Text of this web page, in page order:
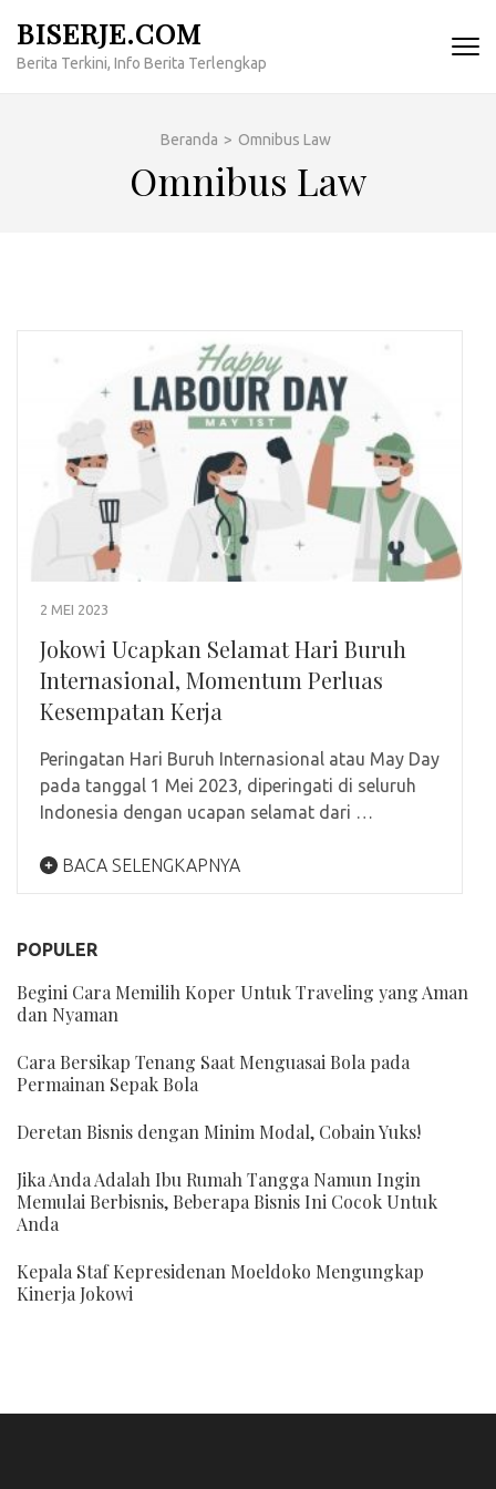
konten
BISERJE.COM
Berita Terkini, Info Berita Terlengkap
Beranda > Omnibus Law
Omnibus Law
2 MEI 2023
Jokowi Ucapkan Selamat Hari Buruh
Internasional, Momentum Perluas
Kesempatan Kerja
Peringatan Hari Buruh Internasional atau May Day
pada tanggal 1 Mei 2023, diperingati di seluruh
Indonesia dengan ucapan selamat dari …
BACA SELENGKAPNYA
POPULER
Begini Cara Memilih Koper Untuk Traveling yang Aman
dan Nyaman
Cara Bersikap Tenang Saat Menguasai Bola pada
Permainan Sepak Bola
Deretan Bisnis dengan Minim Modal, Cobain Yuks!
Jika Anda Adalah Ibu Rumah Tangga Namun Ingin
Memulai Berbisnis, Beberapa Bisnis Ini Cocok Untuk
Anda
Kepala Staf Kepresidenan Moeldoko Mengungkap
Kinerja Jokowi